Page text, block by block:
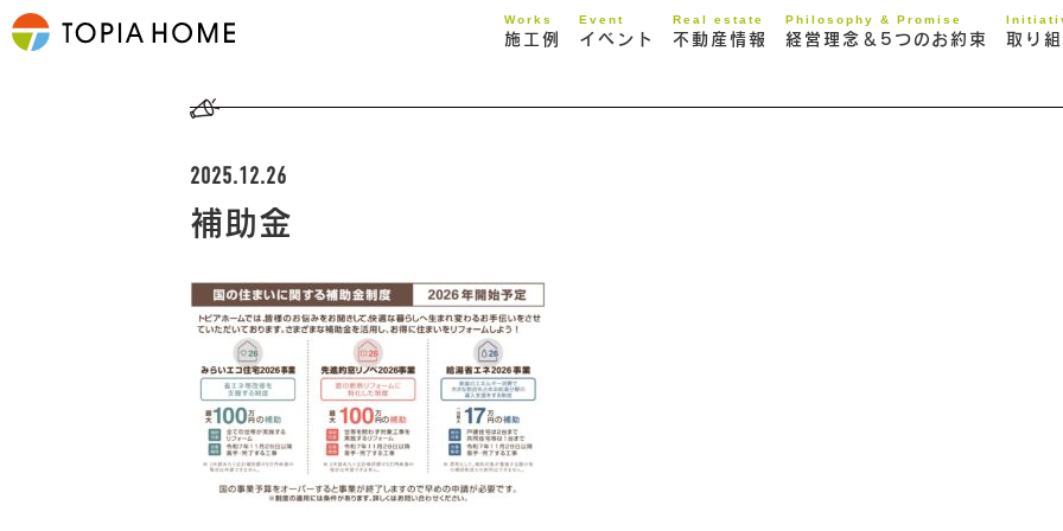
Works
施工例
Event
イベント
Real estate
不動産情報
Philosophy & Promise
経営理念＆5つのお約束 取り
2025.12.26
補助金